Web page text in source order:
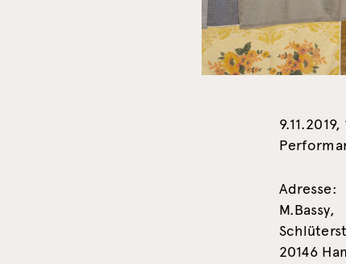
Adresse:
M.Bassy,
20146